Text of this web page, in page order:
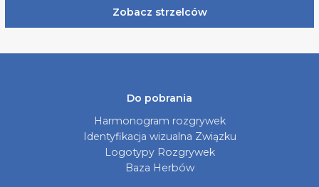
Zobacz strzelców
Do pobrania
Harmonogram rozgrywek
Identyfikacja wizualna Związku
Logotypy Rozgrywek
Baza Herbów